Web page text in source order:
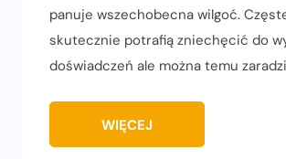
panuje wszechobecna wilgoć.
skutecznie potrafią zniechęcić do
doświadczeń ale można temu
WIĘCEJ